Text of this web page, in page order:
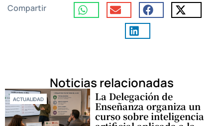
Compartir
Noticias relacionadas
ACTUALIDAD La Delegación de
Enseñanza organiza un
curso sobre inteligencia